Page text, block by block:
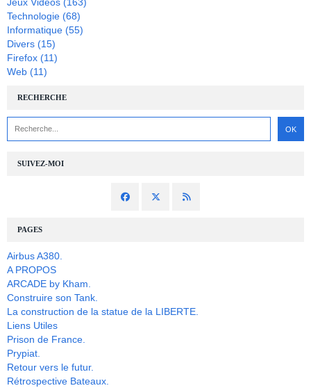
SUIVEZ-MOI
RECHERCHE
PAGES
Airbus A380.
A PROPOS
ARCADE by Kham.
Construire son Tank.
La construction de la statue de la LIBERTE.
Liens Utiles
Prison de France.
Prypiat.
Retour vers le futur.
Rétrospective Bateaux.
Jeux Videos (163)
Technologie (68)
Informatique (55)
Divers (15)
Firefox (11)
Web (11)